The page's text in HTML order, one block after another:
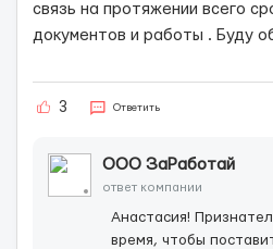
связь на протяжении всего
документов и работы . Буду
3 Ответить
ООО ЗаРаботай
ответ компании
Анастасия!
время, чтобы